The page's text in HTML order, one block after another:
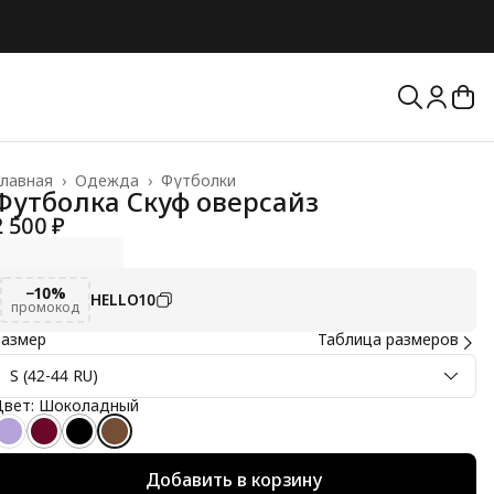
Футболки
Одежда ›
›
Скуф оверсайз
500 ₽
−10%
промокод
HELLO10
Таблица размеров
S (42-44 RU)
Шоколадный
Добавить в корзину